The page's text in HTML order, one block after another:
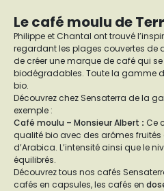
Le café moulu de
Philippe et Chantal ont trouvé
regardant les plages couvertes de
de créer une marque de café qui
biodégradables. Toute la gamme
bio.
Découvrez chez Sensaterra de la
exemple :
Café moulu – Monsieur Albert : Ce
qualité bio avec des arômes fruités
d’Arabica. L’intensité ainsi que le
équilibrés.
Découvrez tous nos cafés
cafés en capsules, les cafés en